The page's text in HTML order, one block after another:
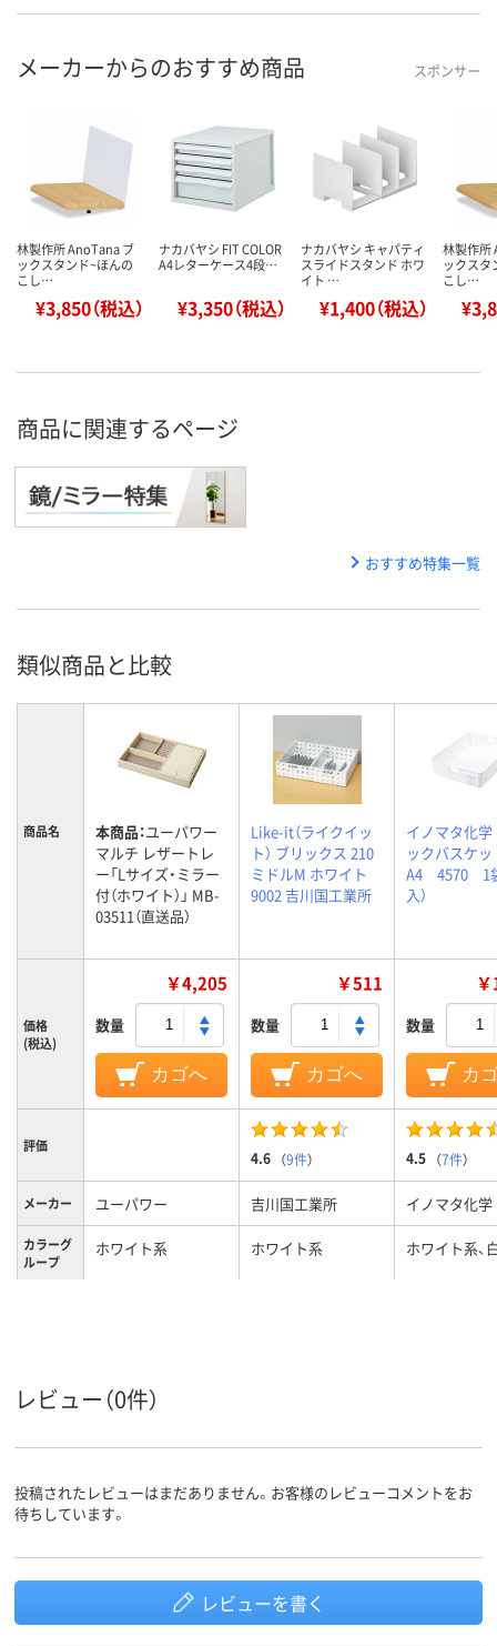
メーカーからのおすすめ商品 スポンサー
林製作所 AnoTana ブ
ックスタンド~ほんの
こし…
¥3,850（税込）
ナカバヤシ FIT COLOR
A4レターケース4段…
¥3,350（税込）
ナカバヤシ キャパティ
スライドスタンド ホワ
イト …
¥1,400（税込）
林製作所
ックスタ
こし…
商品に関連するページ
おすすめ特集一覧
類似商品と比較
商品名 本商品：ユーパワー
マルチ レザートレ
ー「Lサイズ・ミラー
付（ホワイト）」 MB-
03511（直送品）
Like-it（ライクイッ
ト） ブリックス 210
ミドルM ホワイト
9002 吉川国工業所
イノマタ化
ックバスケ
A4 4570 1
入）
価格
(税込)
￥4,205
数量
カゴへ
￥511
数量
カゴへ
数量
カ
評価
4.6 （9件） 4.5 （7件）
メーカー ユーパワー 吉川国工業所 イノマタ化学
カラーグ
ループ
ホワイト系 ホワイト系 ホワイト系、
レビュー（0件）
投稿されたレビューはまだありません。お客様のレビューコメントをお
待ちしています。
レビューを書く